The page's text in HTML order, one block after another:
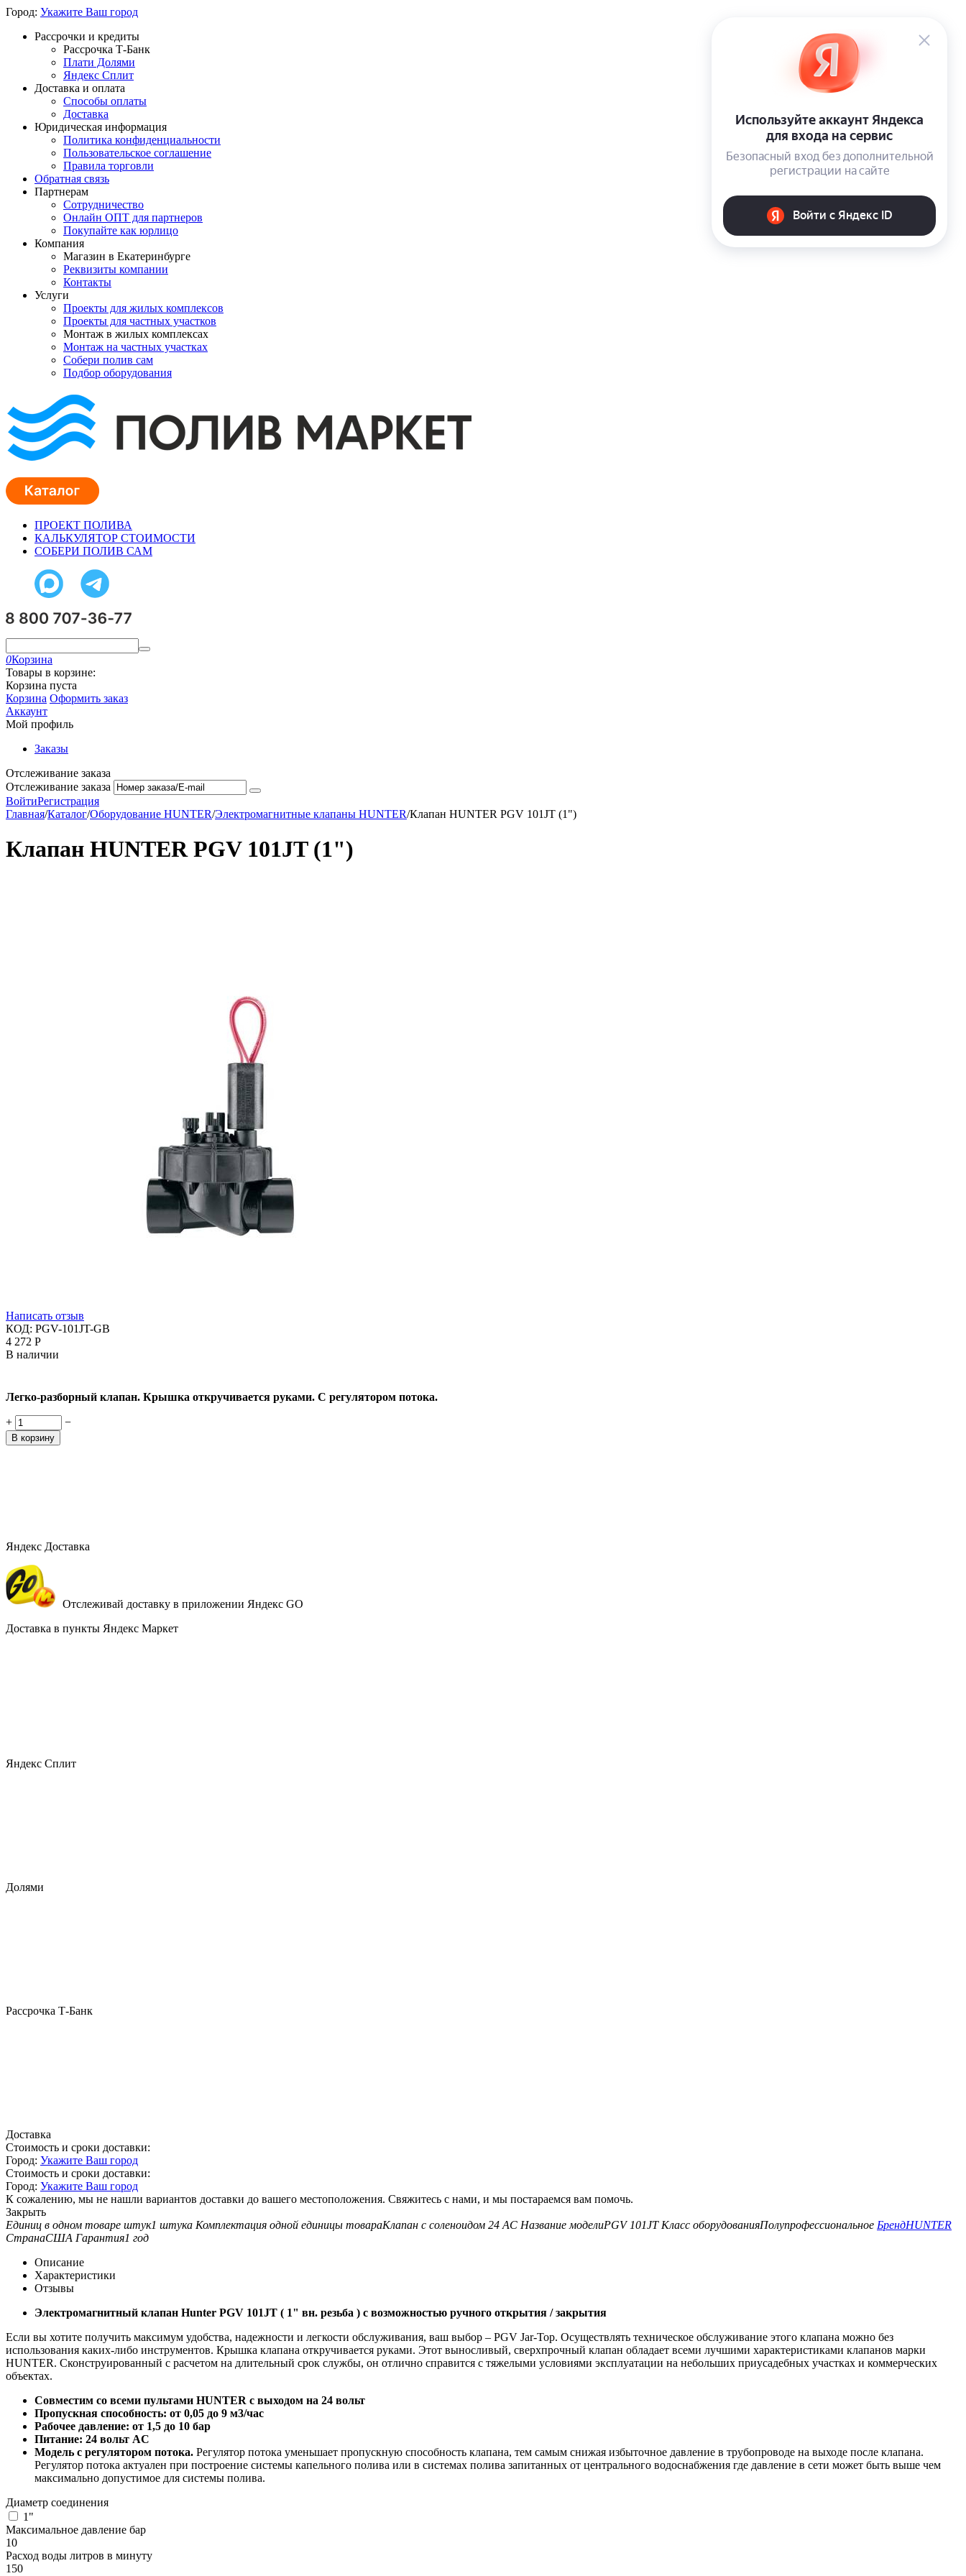
Город: Укажите Ваш город
Рассрочки и кредиты
Рассрочка Т-Банк
Плати Долями
Яндекс Сплит
Доставка и оплата
Способы оплаты
Доставка
Юридическая информация
Политика конфиденциальности
Пользовательское соглашение
Правила торговли
Обратная связь
Партнерам
Сотрудничество
Онлайн ОПТ для партнеров
Покупайте как юрлицо
Компания
Магазин в Екатеринбурге
Реквизиты компании
Контакты
Услуги
Проекты для жилых комплексов
Проекты для частных участков
Монтаж в жилых комплексах
Монтаж на частных участках
Собери полив сам
Подбор оборудования
ПРОЕКТ ПОЛИВА
КАЛЬКУЛЯТОР СТОИМОСТИ
СОБЕРИ ПОЛИВ САМ
0Корзина
Товары в корзине:
Корзина пуста
Корзина Оформить заказ
Аккаунт
Мой профиль
Заказы
Отслеживание заказа
Отслеживание заказа
ВойтиРегистрация
Главная/Каталог/Оборудование HUNTER/Электромагнитные клапаны HUNTER/Клапан HUNTER PGV 101JT (1")
Клапан HUNTER PGV 101JT (1")
Написать отзыв
КОД: PGV-101JT-GB
4 272 Р
В наличии
Легко-разборный клапан. Крышка откручивается руками. С регулятором потока.
+ −
В корзину
Яндекс Доставка
Отслеживай доставку в приложении Яндекс GO
Доставка в пункты Яндекс Маркет
Яндекс Сплит
Долями
Рассрочка Т-Банк
Доставка
Стоимость и сроки доставки:
Город: Укажите Ваш город
Стоимость и сроки доставки:
Город: Укажите Ваш город
К сожалению, мы не нашли вариантов доставки до вашего местоположения. Свяжитесь с нами, и мы постараемся вам помочь.
Закрыть
Единиц в одном товаре штук1 штука Комплектация одной единицы товараКлапан с соленоидом 24 AC Название моделиPGV 101JT Класс оборудованияПолупрофессиональное БрендHUNTER
СтранаСША Гарантия1 год
Описание
Характеристики
Отзывы
Электромагнитный клапан Hunter PGV 101JT ( 1" вн. резьба ) с возможностью ручного открытия / закрытия
Если вы хотите получить максимум удобства, надежности и легкости обслуживания, ваш выбор – PGV Jar-Top. Осуществлять техническое обслуживание этого клапана можно без
использования каких-либо инструментов. Крышка клапана откручивается руками. Этот выносливый, сверхпрочный клапан обладает всеми лучшими характеристиками клапанов марки
HUNTER. Сконструированный с расчетом на длительный срок службы, он отлично справится с тяжелыми условиями эксплуатации на небольших приусадебных участках и коммерческих
объектах.
Совместим со всеми пультами HUNTER с выходом на 24 вольт
Пропускная способность: от 0,05 до 9 м3/час
Рабочее давление: от 1,5 до 10 бар
Питание: 24 вольт AC
Модель с регулятором потока. Регулятор потока уменьшает пропускную способность клапана, тем самым снижая избыточное давление в трубопроводе на выходе после клапана.
Регулятор потока актуален при построение системы капельного полива или в системах полива запитанных от центрального водоснабжения где давление в сети может быть выше чем
максимально допустимое для системы полива.
Диаметр соединения
1"
Максимальное давление бар
10
Расход воды литров в минуту
150